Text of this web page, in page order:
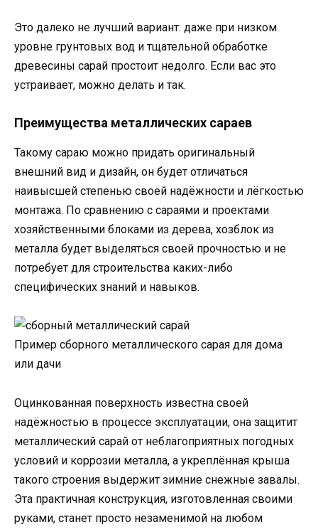
Это далеко не лучший вариант: даже при низком
уровне грунтовых вод и тщательной обработке
древесины сарай простоит недолго. Если вас это
устраивает, можно делать и так.
Преимущества металлических сараев
Такому сараю можно придать оригинальный
внешний вид и дизайн, он будет отличаться
наивысшей степенью своей надёжности и лёгкостью
монтажа. По сравнению с сараями и проектами
хозяйственными блоками из дерева, хозблок из
металла будет выделяться своей прочностью и не
потребует для строительства каких-либо
специфических знаний и навыков.
Пример сборного металлического сарая для дома
или дачи
Оцинкованная поверхность известна своей
надёжностью в процессе эксплуатации, она защитит
металлический сарай от неблагоприятных погодных
условий и коррозии металла, а укреплённая крыша
такого строения выдержит зимние снежные завалы.
Эта практичная конструкция, изготовленная своими
руками, станет просто незаменимой на любом